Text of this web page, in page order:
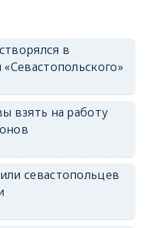
в
взять на работу
севастопольцев